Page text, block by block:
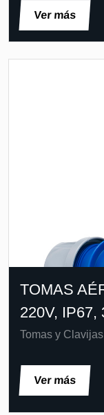
Ver más
TOMAS
220V, IP67,
Tomas y
Ver más